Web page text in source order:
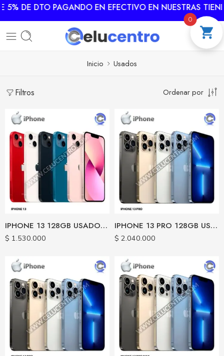
DE DTO PAGANDO EN EFECTIVO EN NUESTRAS TIENDAS
Inicio Usados
Filtros Ordenar por
IPHONE 13 128GB USADO CERTIFICADO
$ 1.530.000
IPHONE 13 PRO 128GB USADO CERTIFICADO
$ 2.040.000
0